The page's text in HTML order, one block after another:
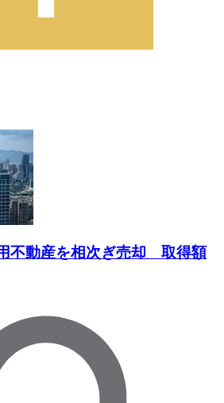
不動産を相次ぎ売却 取得額